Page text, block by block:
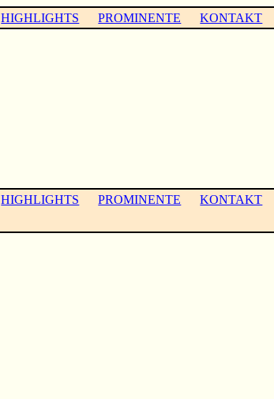
HIGHLIGHTS PROMINENTE KONTAKT
HIGHLIGHTS PROMINENTE KONTAKT